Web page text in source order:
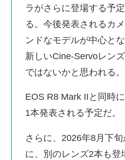
ラがさらに登場する予
る。今後発表されるカ
ンドなモデルが中心と
新しいCine-Servoレン
ではないかと思われる。
EOS R8 Mark IIと同時
1本発表される予定だ。
さらに、2026年8月下
に、別のレンズ2本も登